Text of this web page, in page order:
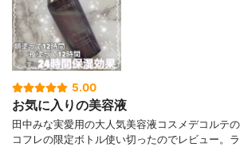
5.00
お気に入りの美容液
田中みな実愛用の大人気美容液コスメデコルテ
コフレの限定ボトル使い切ったのでレビュー。